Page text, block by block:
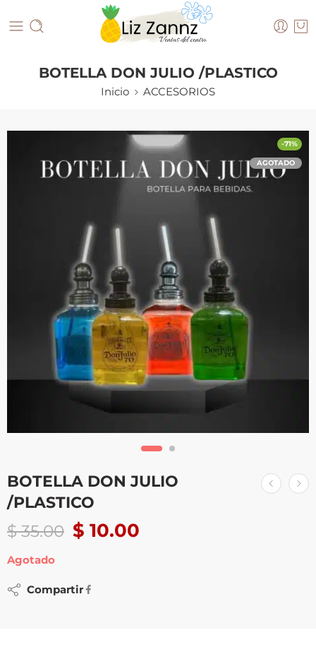
BOTELLA DON JULIO /PLASTICO
Inicio ACCESORIOS
-71%
AGOTADO
BOTELLA DON JULIO
/PLASTICO
$35.00 $ 10.00
Agotado
Compartir